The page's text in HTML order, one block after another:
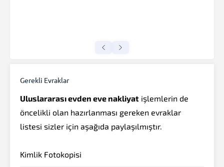
Gerekli Evraklar
Uluslararası evden eve nakliyat işlemlerin de
öncelikli olan hazırlanması gereken evraklar
listesi sizler için aşağıda paylaşılmıştır.
Kimlik Fotokopisi